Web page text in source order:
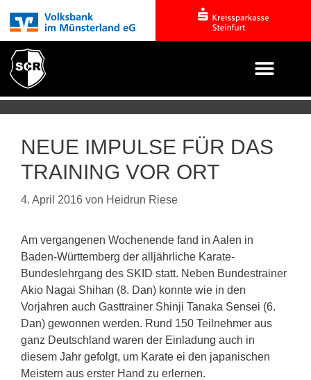
NEUE IMPULSE FÜR DAS
TRAINING VOR ORT
4. April 2016 von Heidrun Riese
Am vergangenen Wochenende fand in Aalen in
Baden-Württemberg der alljährliche Karate-
Bundeslehrgang des SKID statt. Neben Bundestrainer
Akio Nagai Shihan (8. Dan) konnte wie in den
Vorjahren auch Gasttrainer Shinji Tanaka Sensei (6.
Dan) gewonnen werden. Rund 150 Teilnehmer aus
ganz Deutschland waren der Einladung auch in
diesem Jahr gefolgt, um Karate ei den japanischen
Meistern aus erster Hand zu erlernen.